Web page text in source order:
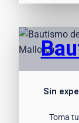
Sin
Toma